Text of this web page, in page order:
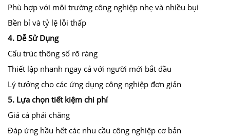
Phù hợp với môi trường công nghiệp nhẹ và nhiều bụi
Bền bỉ và tỷ lệ lỗi thấp
4. Dễ Sử Dụng
Cấu trúc thông số rõ ràng
Thiết lập nhanh ngay cả với người mới bắt đầu
Lý tưởng cho các ứng dụng công nghiệp đơn giản
5. Lựa chọn tiết kiệm chi phí
Giá cả phải chăng
Đáp ứng hầu hết các nhu cầu công nghiệp cơ bản